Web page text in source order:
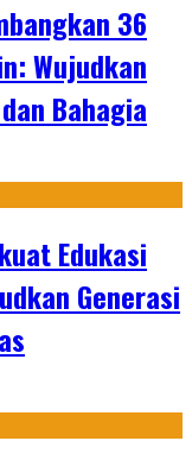
36
Wujudkan
Bahagia
Edukasi
Generasi